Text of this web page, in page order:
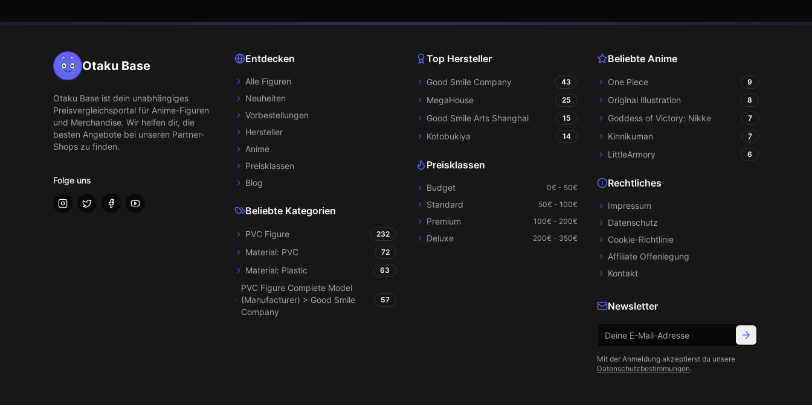
Otaku Base
Otaku Base ist dein unabhängiges
Preisvergleichsportal für Anime-Figuren
und Merchandise. Wir helfen dir, die
besten Angebote bei unseren Partner-
Shops zu finden.
Folge uns
Entdecken
Alle Figuren
Neuheiten
Vorbestellungen
Hersteller
Anime
Preisklassen
Blog
Beliebte Kategorien
PVC Figure 232
Material: PVC 72
Material: Plastic 63
PVC Figure Complete Model
(Manufacturer) > Good Smile
Company
57
Top Hersteller
Good Smile Company 43
MegaHouse 25
Good Smile Arts Shanghai 15
Kotobukiya 14
Preisklassen
Budget 0€ - 50€
Standard 50€ - 100€
Premium 100€ - 200€
Deluxe 200€ - 350€
Beliebte Anime
One Piece 9
Original Illustration 8
Goddess of Victory: Nikke 7
Kinnikuman 7
LittleArmory 6
Rechtliches
Impressum
Datenschutz
Cookie-Richtlinie
Affiliate Offenlegung
Kontakt
Newsletter
Mit der Anmeldung akzeptierst du unsere
Datenschutzbestimmungen.